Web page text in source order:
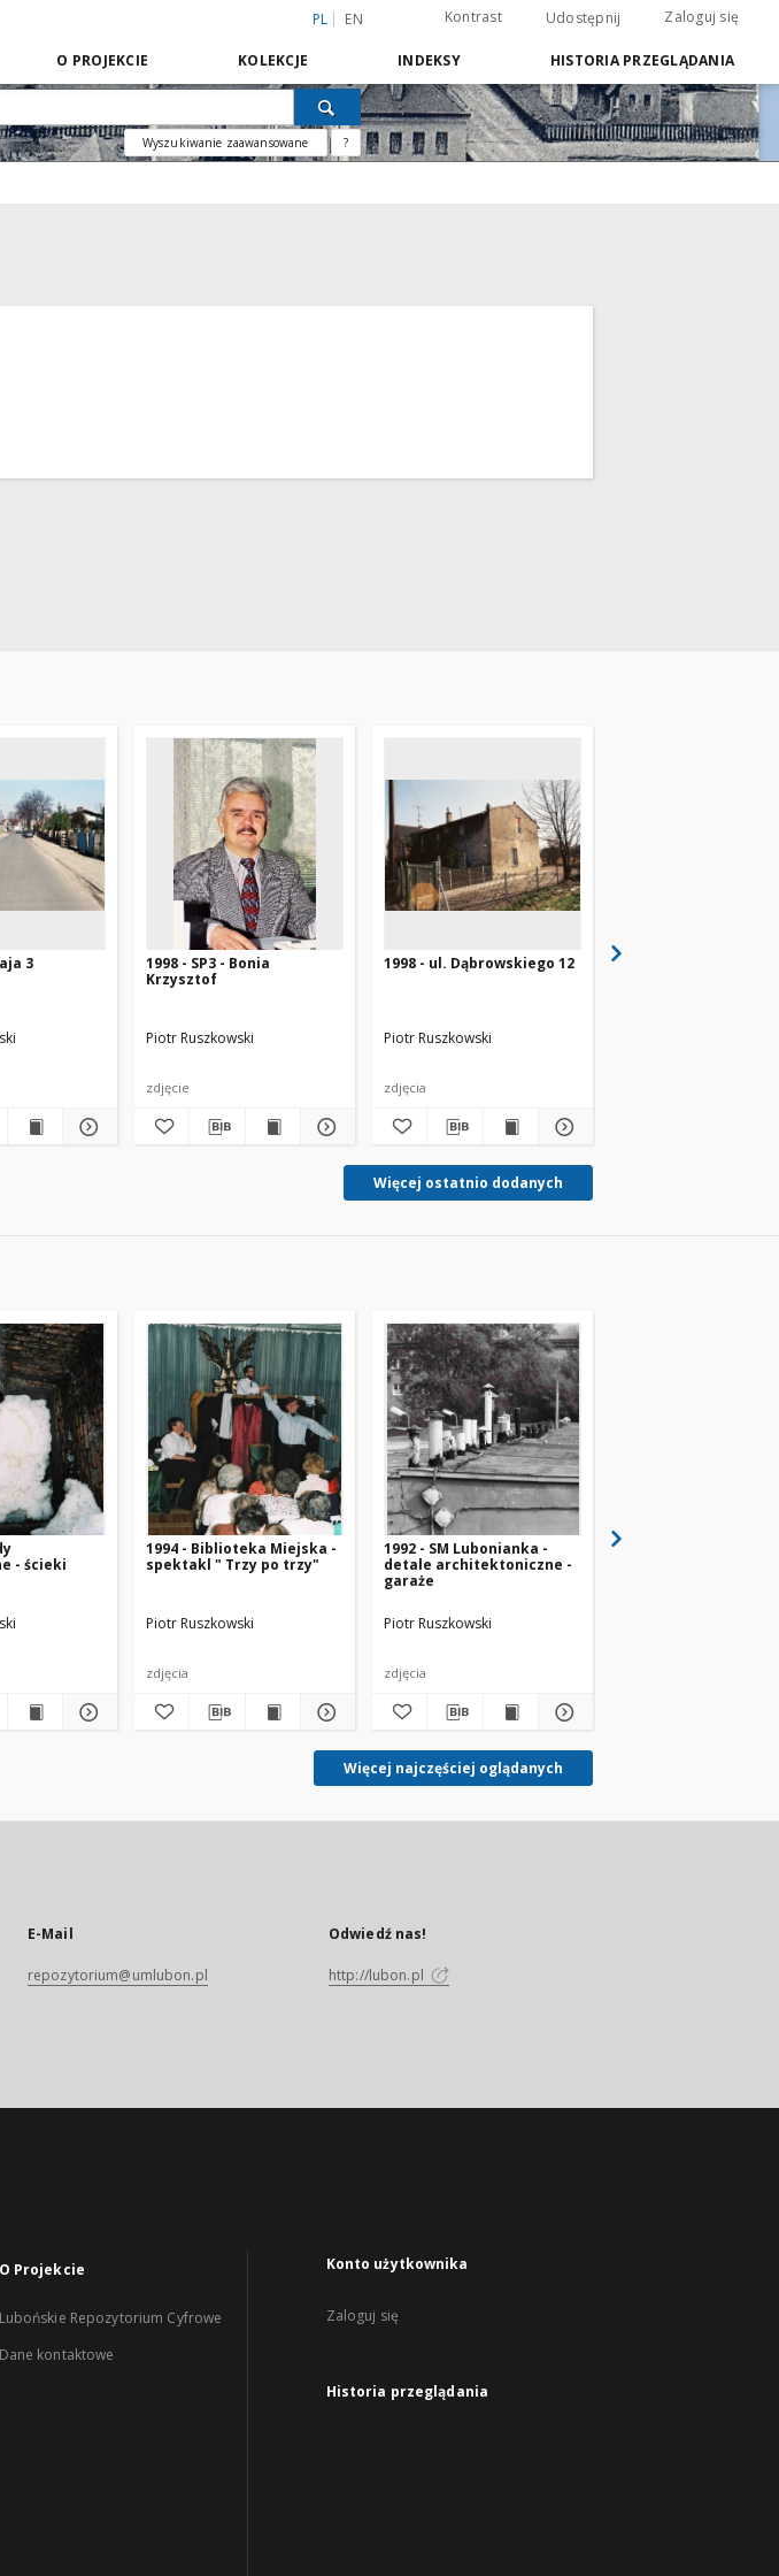
PL EN Kontrast Udostępnij Zaloguj się
O PROJEKCIE KOLEKCJE INDEKSY HISTORIA PRZEGLĄDANIA
Wyszukiwanie zaawansowane ?
3
1998 - SP3 - Bonia
Krzysztof
Piotr Ruszkowski
zdjęcie
1998 - ul. Dąbrowskiego 12
Piotr Ruszkowski
zdjęcia
Więcej ostatnio dodanych
- ścieki
1994 - Biblioteka Miejska -
spektakl " Trzy po trzy"
Piotr Ruszkowski
zdjęcia
1992 - SM Lubonianka -
detale architektoniczne -
garaże
Piotr Ruszkowski
zdjęcia
Więcej najczęściej oglądanych
E-Mail
repozytorium@umlubon.pl
Odwiedź nas!
http://lubon.pl
O Projekcie
Lubońskie Repozytorium Cyfrowe
Dane kontaktowe
Konto użytkownika
Zaloguj się
Historia przeglądania